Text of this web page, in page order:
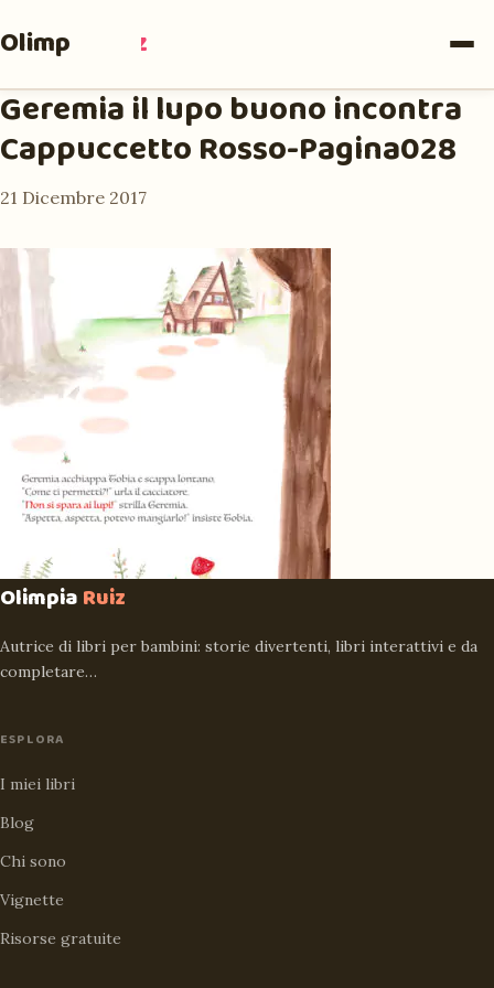
Olimpia Ruiz
Geremia il lupo buono incontra
Cappuccetto Rosso-Pagina028
21 Dicembre 2017
OlimpiaRuiz
Autrice di libri per bambini: storie divertenti, libri interattivi e da
completare…
ESPLORA
I miei libri
Blog
Chi sono
Vignette
Risorse gratuite